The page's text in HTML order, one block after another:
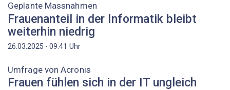
Geplante Massnahmen
Frauenanteil in der Informatik bleibt
weiterhin niedrig
26.03.2025 - 09:41 Uhr
Umfrage von Acronis
Frauen fühlen sich in der IT ungleich